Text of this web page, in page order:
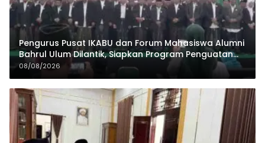
Pengurus Pusat IKABU dan Forum Mahasiswa Alumni
Bahrul Ulum Dilantik, Siapkan Program Penguatan
Organisasi dan Ekonomi
08/08/2026